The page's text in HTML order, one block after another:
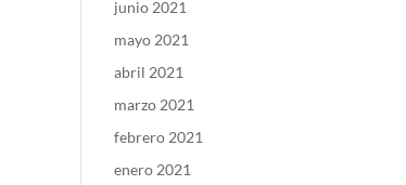
junio 2021
mayo 2021
abril 2021
marzo 2021
febrero 2021
enero 2021